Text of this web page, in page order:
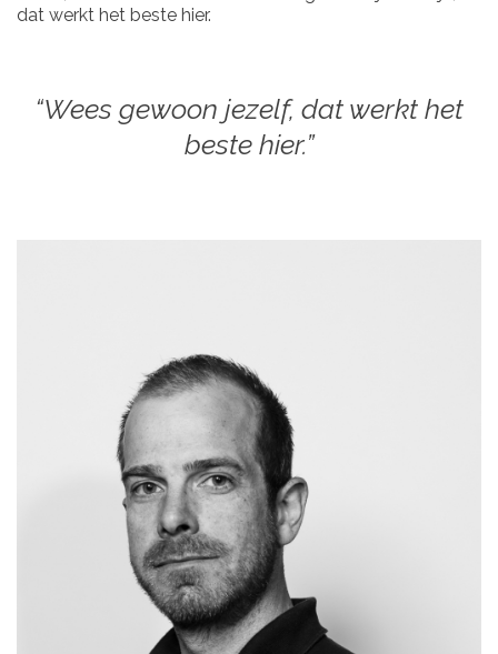
dat werkt het beste hier.
“Wees gewoon jezelf, dat werkt het
beste hier.”